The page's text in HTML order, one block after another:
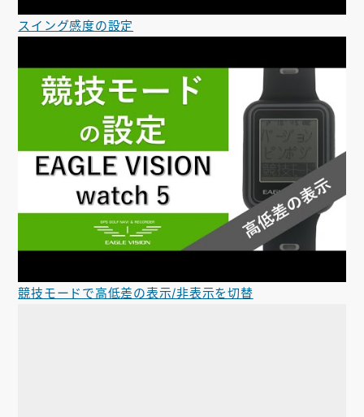
スイング感度の設定
競技モードで高低差の表示/非表示を切替